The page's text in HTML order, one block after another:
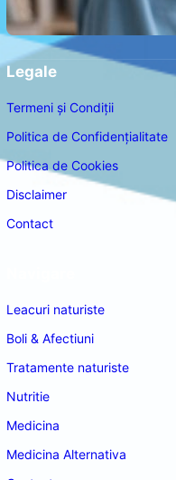
Legale
Termeni și Condiții
Politica de Confidențialitate
Politica de Cookies
Disclaimer
Contact
Leacuri naturiste
Boli & Afectiuni
Tratamente naturiste
Nutritie
Medicina
Medicina Alternativa